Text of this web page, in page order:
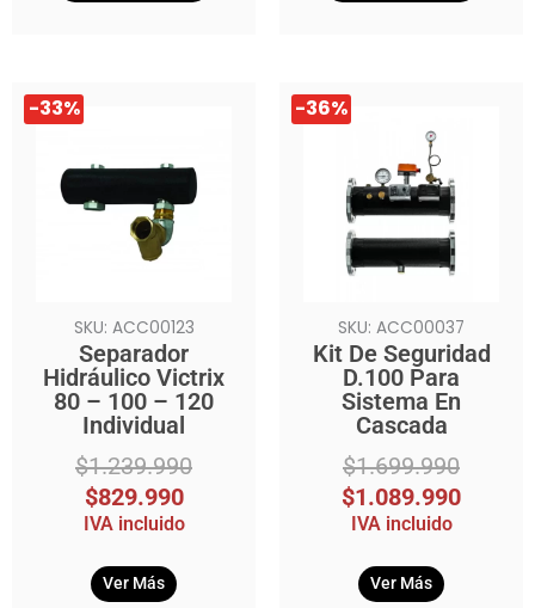
-33%
SKU: ACC00123
Separador
Hidráulico Victrix
80 – 100 – 120
Individual
$1.239.990
El
precio
original
era:
$1.239.990.
$829.990
El
precio
actual
es:
$829.990.
IVA incluido
Ver Más
-36%
SKU: ACC00037
Kit De Seguridad
D.100 Para
Sistema En
Cascada
$1.699.990
El
precio
$1.699.990.
$1.089.990
El
precio
$1.089.990.
IVA incluido
Ver Más